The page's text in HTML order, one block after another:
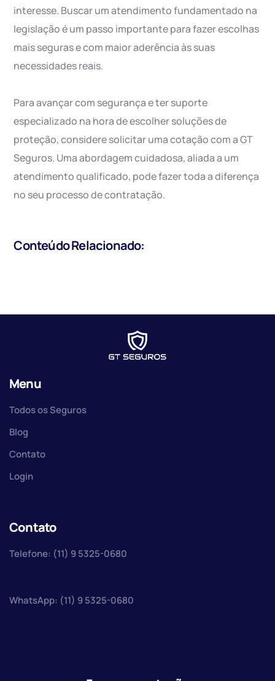
interesse. Buscar um atendimento fundamentado na
legislação é um passo importante para fazer escolhas
mais seguras e com maior aderência às suas
necessidades reais.
Para avançar com segurança e ter suporte
especializado na hora de escolher soluções de
proteção, considere solicitar uma cotação com a GT
Seguros. Uma abordagem cuidadosa, aliada a um
atendimento qualificado, pode fazer toda a diferença
no seu processo de contratação.
Conteúdo Relacionado:
Menu
Todos os Seguros
Blog
Contato
Login
Contato
Telefone: (11) 9 5325-0680
WhatsApp: (11) 9 5325-0680